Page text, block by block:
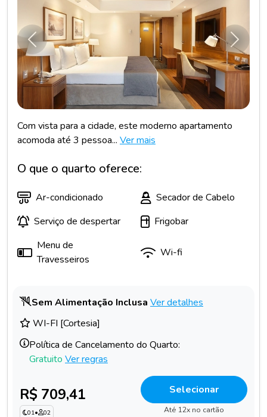
Anterior
Com vista para a cidade, este moderno apartamento
acomoda até 3 pessoa... Ver mais
O que o quarto oferece:
Ar-condicionado
Secador de Cabelo
Serviço de despertar
Frigobar
Menu de
Travesseiros
Wi-fi
Sem Alimentação Inclusa Ver detalhes
WI-FI [Cortesia]
Política de Cancelamento do Quarto:
Gratuito Ver regras
R$ 709,41
01• 02
Selecionar
Até 12x no cartão